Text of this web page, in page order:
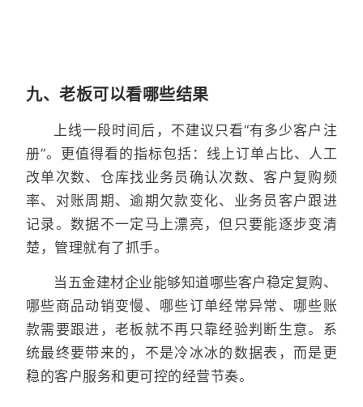
九、老板可以看哪些结果
上线一段时间后，不建议只看“有多少客户注
册”。更值得看的指标包括：线上订单占比、人工
改单次数、仓库找业务员确认次数、客户复购频
率、对账周期、逾期欠款变化、业务员客户跟进
记录。数据不一定马上漂亮，但只要能逐步变清
楚，管理就有了抓手。
当五金建材企业能够知道哪些客户稳定复购、
哪些商品动销变慢、哪些订单经常异常、哪些账
款需要跟进，老板就不再只靠经验判断生意。系
统最终要带来的，不是冷冰冰的数据表，而是更
稳的客户服务和更可控的经营节奏。